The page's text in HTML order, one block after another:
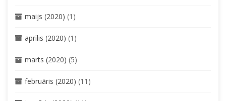
maijs (2020) (1)
aprīlis (2020) (1)
marts (2020) (5)
februāris (2020) (11)